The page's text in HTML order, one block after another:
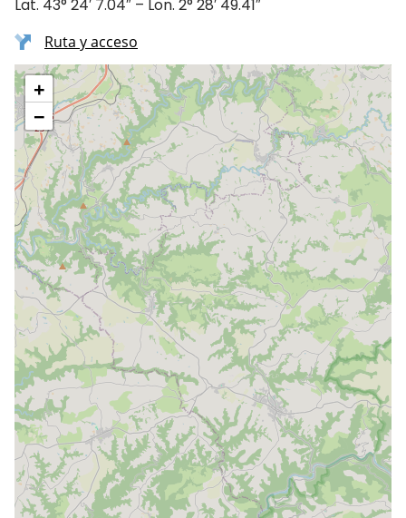
Lat. 43° 24′ 7.04″ – Lon. 2° 28′ 49.41″
Ruta y acceso
+
−